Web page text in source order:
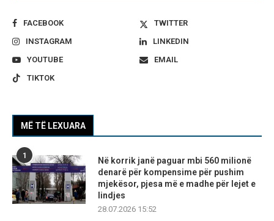
FACEBOOK
TWITTER
INSTAGRAM
LINKEDIN
YOUTUBE
EMAIL
TIKTOK
MË TË LEXUARA
1
Në korrik janë paguar mbi 560 milionë
denarë për kompensime për pushim
mjekësor, pjesa më e madhe për lejet e
lindjes
28.07.2026 15:52